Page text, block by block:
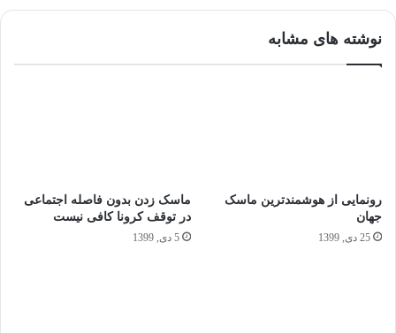
نوشته های مشابه
رونمایی از هوشمندترین ماسک
جهان
25 دی, 1399
ماسک زدن بدون فاصله اجتماعی
در توقف کرونا کافی نیست
5 دی, 1399